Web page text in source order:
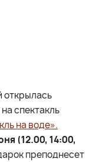
открылась
спектакль
на воде».
(12.00, 14:00,
преподнесет